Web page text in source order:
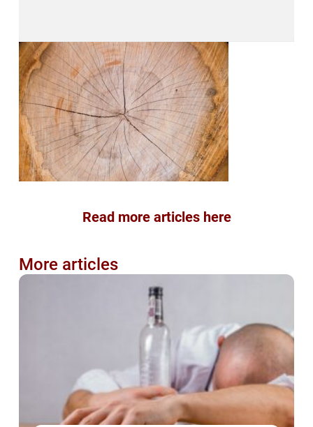
Read more articles here
More articles